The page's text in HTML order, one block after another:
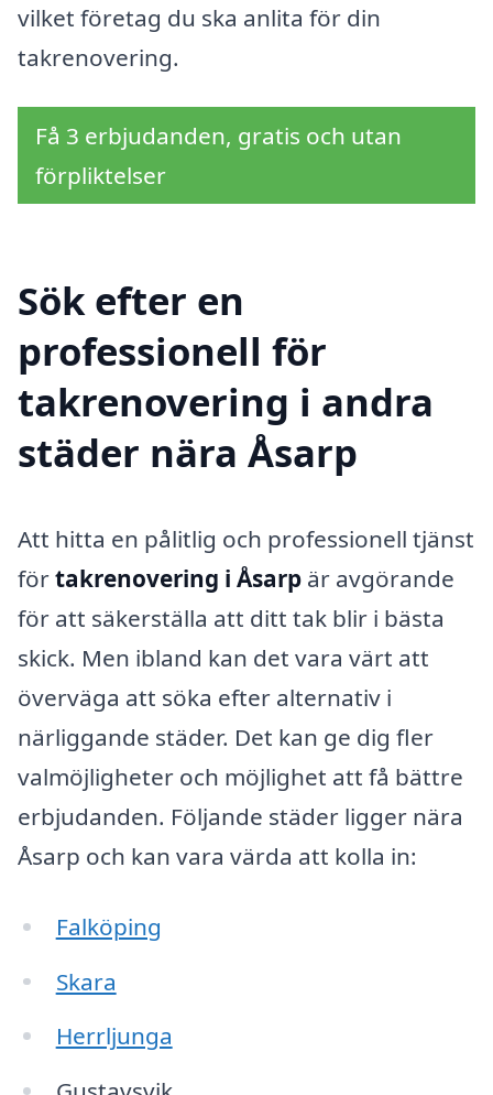
vilket företag du ska anlita för din
takrenovering.
Få 3 erbjudanden, gratis och utan
förpliktelser
Sök efter en
professionell för
takrenovering i andra
städer nära Åsarp
Att hitta en pålitlig och professionell tjänst
förtakrenovering i Åsarp är avgörande
för att säkerställa att ditt tak blir i bästa
skick. Men ibland kan det vara värt att
överväga att söka efter alternativ i
närliggande städer. Det kan ge dig fler
valmöjligheter och möjlighet att få bättre
erbjudanden. Följande städer ligger nära
Åsarp och kan vara värda att kolla in:
Falköping
Skara
Herrljunga